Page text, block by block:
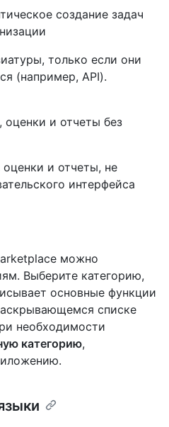
создание задач
только если они
(например, API).
оценки и отчеты без
оценки и отчеты, не
интерфейса
можно
Выберите категорию,
основные функции
списке
необходимости
категорию,